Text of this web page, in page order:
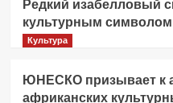
Редкий изабелловый
культурным символом
Культура
ЮНЕСКО призывает к
африканских